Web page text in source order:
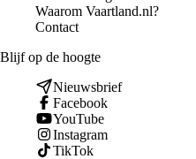
Waarom Vaartland.nl?
Contact
Blijf op de hoogte
Nieuwsbrief
Facebook
YouTube
Instagram
TikTok